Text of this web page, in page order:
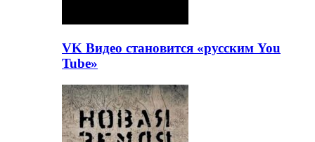
VK Видео становится «русским You
Tube»